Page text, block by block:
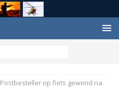
Postbesteller op fiets gewond na